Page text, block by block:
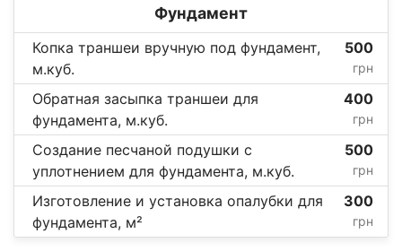
Фундамент
Копка траншеи вручную под фундамент,
м.куб.
500
грн
Обратная засыпка траншеи для
фундамента, м.куб.
400
грн
Создание песчаной подушки с
уплотнением для фундамента, м.куб.
500
грн
Изготовление и установка опалубки для
фундамента, м²
300
грн